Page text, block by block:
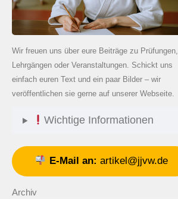
Wir freuen uns über eure Beiträge zu Prüfungen,
Lehrgängen oder Veranstaltungen. Schickt uns
einfach euren Text und ein paar Bilder – wir
veröffentlichen sie gerne auf unserer Webseite.
Wichtige Informationen
E-Mail an: artikel@jjvw.de
Archiv